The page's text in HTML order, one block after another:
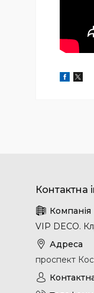
VIP DECO.
проспект